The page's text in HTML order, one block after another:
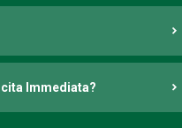
Immediata?